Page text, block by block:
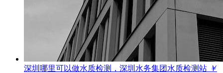
深圳哪里可以做水质检测，深圳水务集团水质检测站 ￥